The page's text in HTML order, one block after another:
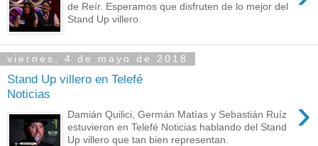
de Reír. Esperamos que disfruten de lo mejor del
Stand Up villero.
viernes, 4 de mayo de 2018
Stand Up villero en Telefé
Noticias
›
Damián Quilici, Germán Matías y Sebastián Ruíz
estuvieron en Telefé Noticias hablando del Stand
Up villero que tan bien representan.